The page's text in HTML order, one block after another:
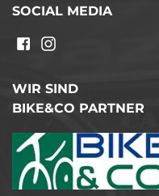
SOCIAL MEDIA
WIR SIND
BIKE&CO PARTNER